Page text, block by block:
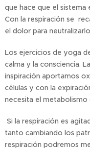
que hace que el
Con la respiración se
el dolor para
Los ejercicios de yoga
calma y la consciencia.
inspiración aportamos
células y con la
necesita el
Si la respiración es
tanto cambiando los
respiración podremos